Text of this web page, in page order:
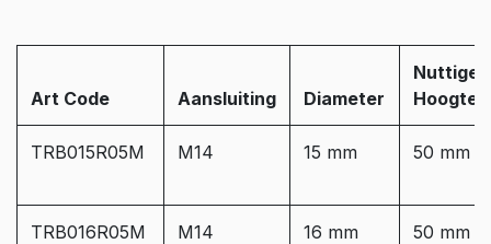
Art Code Aansluiting Diameter
Nuttige
Hoogte
TRB015R05M M14 15 mm 50 mm
TRB016R05M M14 16 mm 50 mm